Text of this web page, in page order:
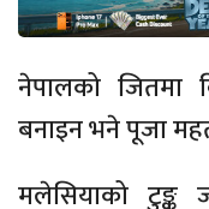
नेपालको जितमा
बनाइन भने पूजा
मलेसियाको